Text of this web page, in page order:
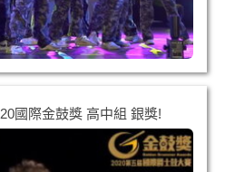
國際金鼓獎 高中組 銀獎!